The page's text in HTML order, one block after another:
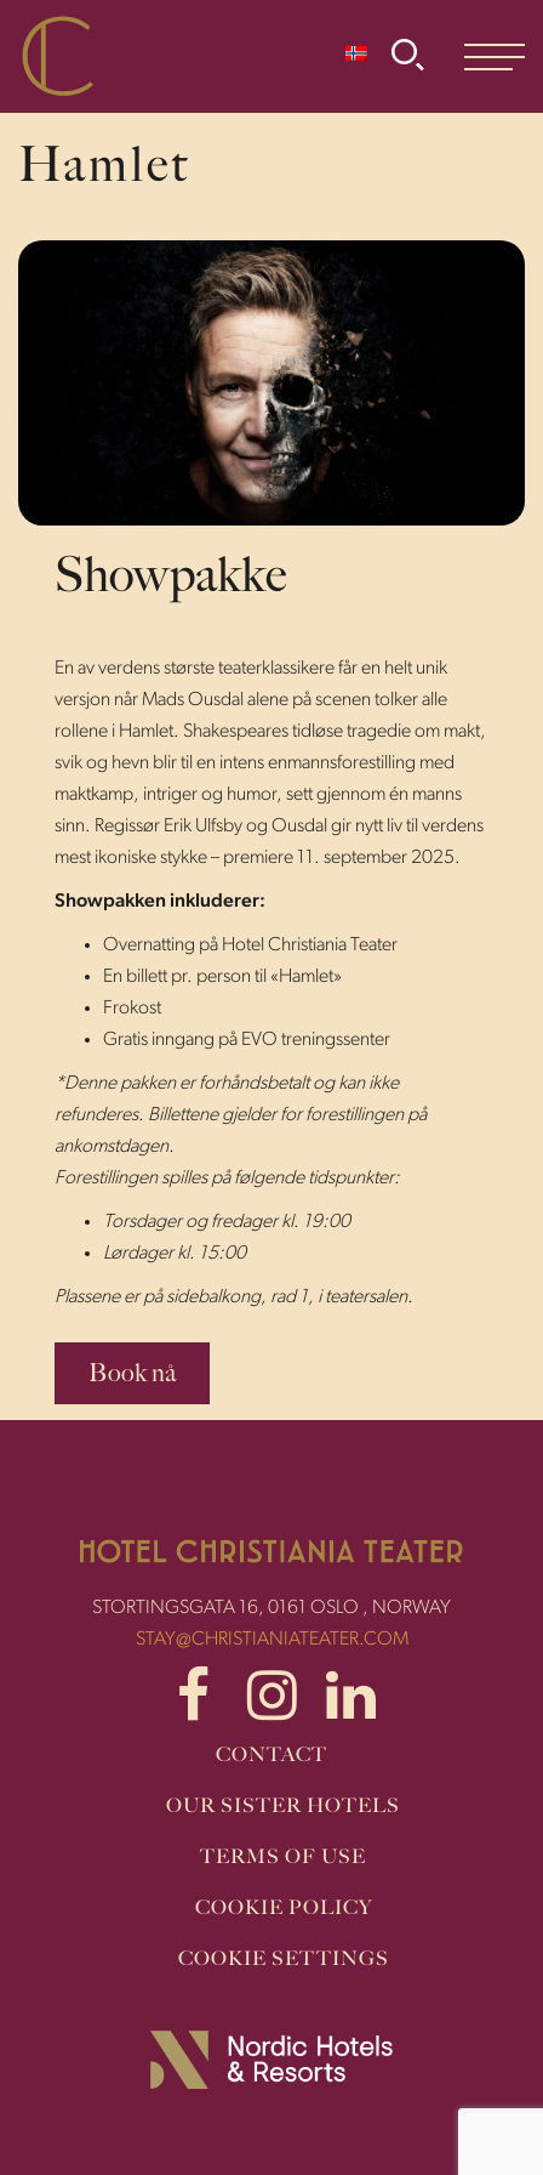
Hamlet
Showpakke
En av verdens største teaterklassikere får en helt unik
versjon når Mads Ousdal alene på scenen tolker alle
rollene i Hamlet. Shakespeares tidløse tragedie om makt,
svik og hevn blir til en intens enmannsforestilling med
maktkamp, intriger og humor, sett gjennom én manns
sinn. Regissør Erik Ulfsby og Ousdal gir nytt liv til verdens
mest ikoniske stykke – premiere 11. september 2025.
Showpakken inkluderer:
Overnatting på Hotel Christiania Teater
En billett pr. person til «Hamlet»
Frokost
Gratis inngang på EVO treningssenter
*Denne pakken er forhåndsbetalt og kan ikke
refunderes. Billettene gjelder for forestillingen på
ankomstdagen.
Forestillingen spilles på følgende tidspunkter:
Torsdager og fredager kl. 19:00
Lørdager kl. 15:00
Plassene er på sidebalkong, rad 1, i teatersalen.
Book nå
STORTINGSGATA 16, 0161 OSLO , NORWAY
STAY@CHRISTIANIATEATER.COM
CONTACT
OUR SISTER HOTELS
TERMS OF USE
COOKIE POLICY
COOKIE SETTINGS